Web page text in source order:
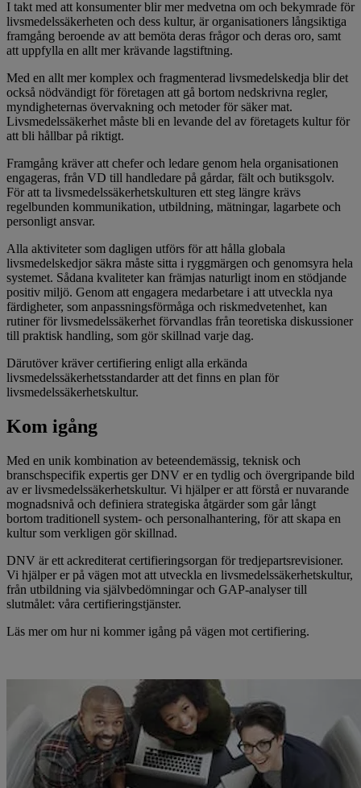
I takt med att konsumenter blir mer medvetna om och bekymrade för
livsmedelssäkerheten och dess kultur, är organisationers långsiktiga
framgång beroende av att bemöta deras frågor och deras oro, samt
att uppfylla en allt mer krävande lagstiftning.
Med en allt mer komplex och fragmenterad livsmedelskedja blir det
också nödvändigt för företagen att gå bortom nedskrivna regler,
myndigheternas övervakning och metoder för säker mat.
Livsmedelssäkerhet måste bli en levande del av företagets kultur för
att bli hållbar på riktigt.
Framgång kräver att chefer och ledare genom hela organisationen
engageras, från VD till handledare på gårdar, fält och butiksgolv.
För att ta livsmedelssäkerhetskulturen ett steg längre krävs
regelbunden kommunikation, utbildning, mätningar, lagarbete och
personligt ansvar.
Alla aktiviteter som dagligen utförs för att hålla globala
livsmedelskedjor säkra måste sitta i ryggmärgen och genomsyra hela
systemet. Sådana kvaliteter kan främjas naturligt inom en stödjande
positiv miljö. Genom att engagera medarbetare i att utveckla nya
färdigheter, som anpassningsförmåga och riskmedvetenhet, kan
rutiner för livsmedelssäkerhet förvandlas från teoretiska diskussioner
till praktisk handling, som gör skillnad varje dag.
Därutöver kräver certifiering enligt alla erkända
livsmedelssäkerhetsstandarder att det finns en plan för
livsmedelssäkerhetskultur.
Kom igång
Med en unik kombination av beteendemässig, teknisk och
branschspecifik expertis ger DNV er en tydlig och övergripande bild
av er livsmedelssäkerhetskultur. Vi hjälper er att förstå er nuvarande
mognadsnivå och definiera strategiska åtgärder som går långt
bortom traditionell system- och personalhantering, för att skapa en
kultur som verkligen gör skillnad.
DNV är ett ackrediterat certifieringsorgan för tredjepartsrevisioner.
Vi hjälper er på vägen mot att utveckla en livsmedelssäkerhetskultur,
från utbildning via självbedömningar och GAP-analyser till
slutmålet: våra certifieringstjänster.
Läs mer om hur ni kommer igång på vägen mot certifiering.